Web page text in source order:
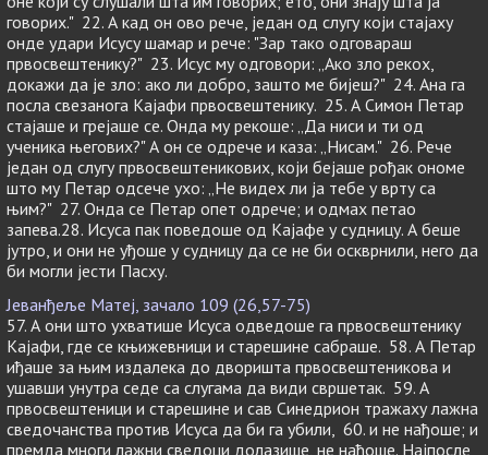
говорих." 22. А кад он ово рече, један од слугу који стајаху
онде удари Исусу шамар и рече: "Зар тако одговараш
првосвештенику?" 23. Исус му одговори: „Ако зло рекох,
докажи да је зло: ако ли добро, зашто ме бијеш?" 24. Ана га
посла свезанога Кајафи првосвештенику. 25. А Симон Петар
стајаше и грејаше се. Онда му рекоше: „Да ниси и ти од
ученика његових?" А он се одрече и каза: „Нисам." 26. Рече
један од слугу првосвештеникових, који бејаше рођак ономе
што му Петар одсече ухо: „Не видех ли ја тебе у врту са
њим?" 27. Онда се Петар опет одрече; и одмах петао
запева.28. Исуса пак поведоше од Кајафе у судницу. А беше
јутро, и они не уђоше у судницу да се не би оскврнили, него да
би могли јести Пасху.
Јеванђеље Матеј, зачало 109 (26,57-75)
57. А они што ухватише Исуса одведоше га првосвештенику
Кајафи, где се књижевници и старешине сабраше. 58. А Петар
иђаше за њим издалека до дворишта првосвештеникова и
ушавши унутра седе са слугама да види свршетак. 59. А
првосвештеници и старешине и сав Синедрион тражаху лажна
сведочанства против Исуса да би га убили, 60. и не нађоше; и
премда многи лажни сведоци долазише, не нађоше. Најпосле